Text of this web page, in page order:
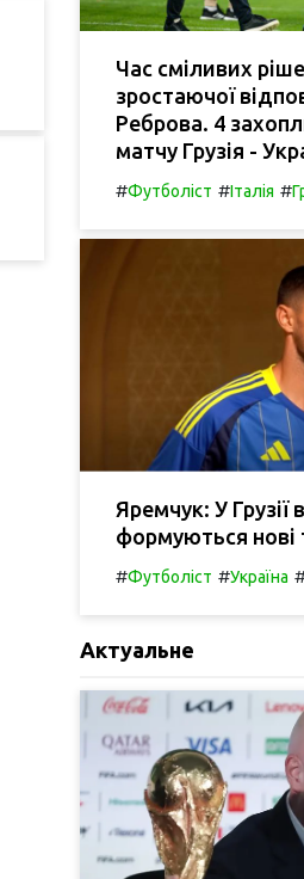
Час сміливих
зростаючої
Реброва. 4
матчу Грузія -
#Футболіст #Італія #
Яремчук: У
формуються нові
#Футболіст #Україна
Актуальне